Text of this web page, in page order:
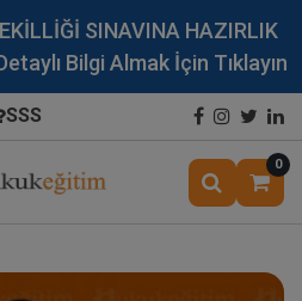
SINAVINA HAZIRLIK
Bilgi Almak İçin Tıklayın
SSS
0